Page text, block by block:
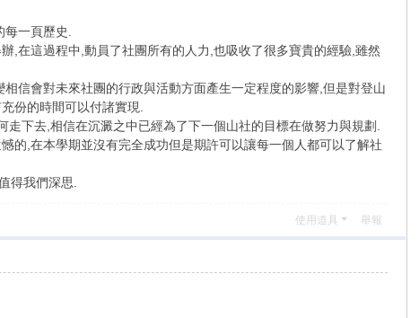
一頁歷史.
,在這過程中,動員了社團所有的人力,也吸收了很多寶貴的經驗,雖然
信會對未來社團的行政與活動方面產生一定程度的影響,但是對登山
份的時間可以付諸實現.
下去,相信在沉澱之中已經為了下一個山社的目標在做努力與規劃.
的,在本學期並沒有完全成功但是期許可以讓每一個人都可以了解社
得我們深思.
使用道具 舉報